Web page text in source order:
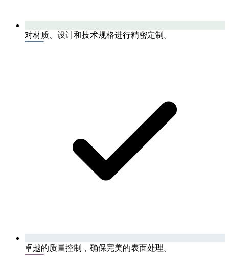
对材质、设计和技术规格进行精密定制。
卓越的质量控制，确保完美的表面处理。